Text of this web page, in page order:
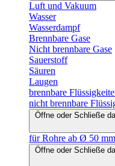
Luft und Vakuum
Wasser
Wasserdampf
Brennbare Gase
Nicht brennbare Gase
Sauerstoff
Säuren
Laugen
brennbare
nicht brennbare
Öffne oder Schließe
für Rohre ab Ø 50 mm
Öffne oder Schließe